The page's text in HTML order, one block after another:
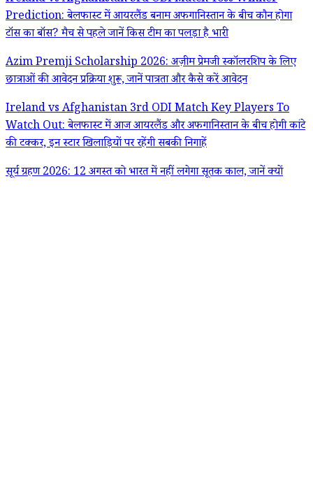
Prediction: बेलफास्ट में आयरलैंड बनाम अफगानिस्तान के बीच कौन होगा
टॉस का बॉस? मैच से पहले जानें किस टीम का पलड़ा है भारी
Azim Premji Scholarship 2026: अज़ीम प्रेमजी स्कॉलरशिप के लिए
छात्राओं की आवेदन प्रक्रिया शुरू, जानें पात्रता और कैसे करें आवेदन
Ireland vs Afghanistan 3rd ODI Match Key Players To
Watch Out: बेलफास्ट में आज आयरलैंड और अफगानिस्तान के बीच होगी कांटे
की टक्कर, इन स्टार खिलाड़ियों पर रहेंगी सबकी निगाहें
सूर्य ग्रहण 2026: 12 अगस्त को भारत में नहीं लगेगा सूतक काल, जानें क्यों